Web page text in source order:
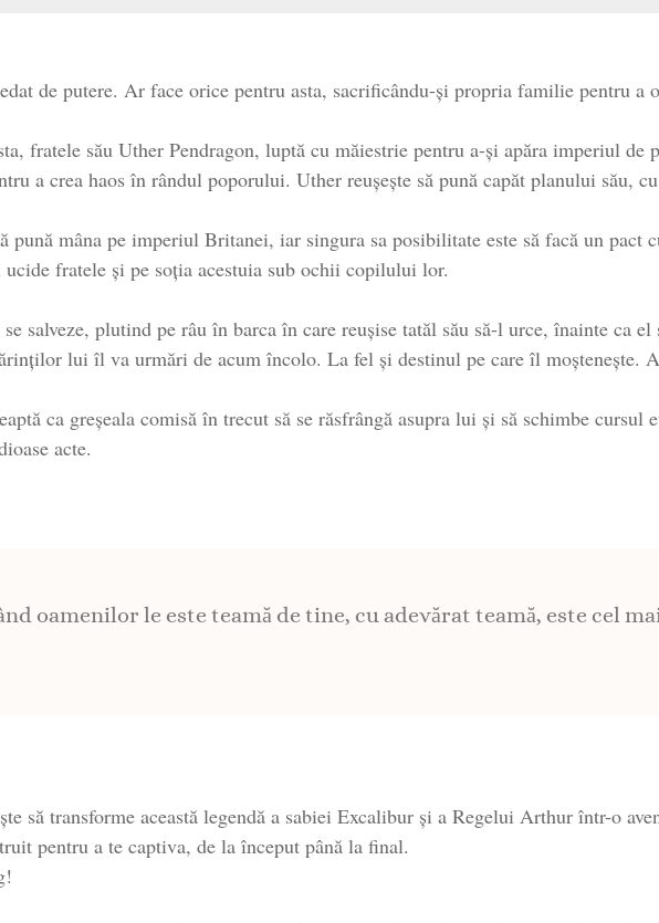
de putere. Ar face orice pentru asta, sacrificându-și propria familie pentru a
fratele său Uther Pendragon, luptă cu măiestrie pentru a-și apăra imperiul
a crea haos în rândul poporului. Uther reușește să pună capăt planului său,
pună mâna pe imperiul Britanei, iar singura sa posibilitate este să facă un
fratele și pe soția acestuia sub ochii copilului lor.
salveze, plutind pe râu în barca în care reușise tatăl său să-l urce, înainte ca
lui îl va urmări de acum încolo. La fel și destinul pe care îl moștenește.
ca greșeala comisă în trecut să se răsfrângă asupra lui și să schimbe
acte.
oamenilor le este teamă de tine, cu adevărat teamă, este cel
să transforme această legendă a sabiei Excalibur și a Regelui Arthur într-o
pentru a te captiva, de la început până la final.